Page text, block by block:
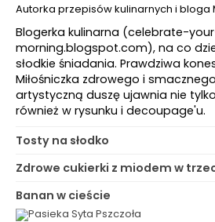
Autorka przepisów kulinarnych i bloga
Blogerka kulinarna (celebrate-
morning.blogspot.com), na co
słodkie śniadania. Prawdziwa
Miłośniczka zdrowego i
artystyczną duszę ujawnia nie
również w rysunku i decoupage'u.
Tosty na słodko
Zdrowe cukierki z miodem w
Banan w cieście